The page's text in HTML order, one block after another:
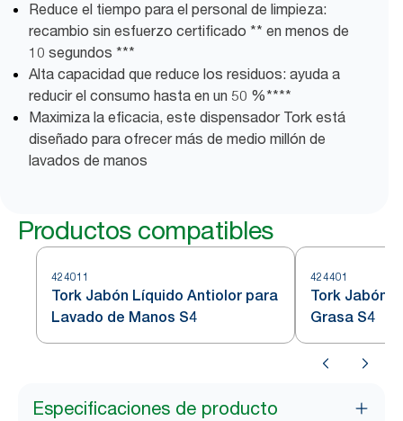
Reduce el tiempo para el personal de limpieza:
recambio sin esfuerzo certificado ** en menos de
10 segundos ***
Alta capacidad que reduce los residuos: ayuda a
reducir el consumo hasta en un 50 %****
Maximiza la eficacia, este dispensador Tork está
diseñado para ofrecer más de medio millón de
lavados de manos
Productos compatibles
424011
Tork Jabón Líquido Antiolor para
Lavado de Manos S4
424401
Tork Jabón
Grasa S4
Especificaciones de producto